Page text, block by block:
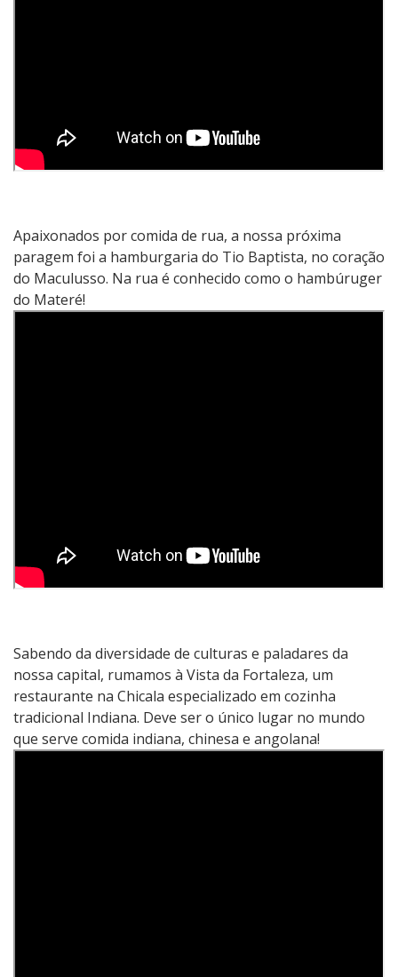
Apaixonados por comida de rua, a nossa próxima
paragem foi a hamburgaria do Tio Baptista, no coração
do Maculusso. Na rua é conhecido como o hambúruger
do Materé!
Sabendo da diversidade de culturas e paladares da
nossa capital, rumamos à Vista da Fortaleza, um
restaurante na Chicala especializado em cozinha
tradicional Indiana. Deve ser o único lugar no mundo
que serve comida indiana, chinesa e angolana!